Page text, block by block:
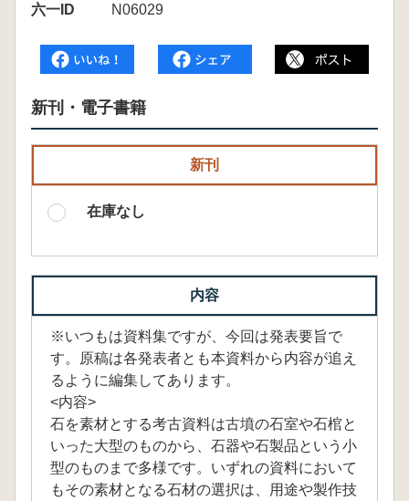
六一ID
N06029
新刊・電子書籍
新刊
在庫なし
内容
※いつもは資料集ですが、今回は発表要旨で
す。原稿は各発表者とも本資料から内容が追え
るように編集してあります。
<内容>
石を素材とする考古資料は古墳の石室や石棺と
いった大型のものから、石器や石製品という小
型のものまで多様です。いずれの資料において
もその素材となる石材の選択は、用途や製作技